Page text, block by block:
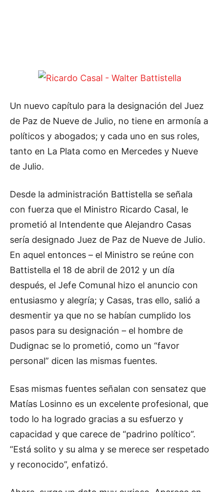
Un nuevo capítulo para la designación del Juez
de Paz de Nueve de Julio, no tiene en armonía a
políticos y abogados; y cada uno en sus roles,
tanto en La Plata como en Mercedes y Nueve
de Julio.
Desde la administración Battistella se señala
con fuerza que el Ministro Ricardo Casal, le
prometió al Intendente que Alejandro Casas
sería designado Juez de Paz de Nueve de Julio.
En aquel entonces – el Ministro se reúne con
Battistella el 18 de abril de 2012 y un día
después, el Jefe Comunal hizo el anuncio con
entusiasmo y alegría; y Casas, tras ello, salió a
desmentir ya que no se habían cumplido los
pasos para su designación – el hombre de
Dudignac se lo prometió, como un “favor
personal” dicen las mismas fuentes.
Esas mismas fuentes señalan con sensatez que
Matías Losinno es un excelente profesional, que
todo lo ha logrado gracias a su esfuerzo y
capacidad y que carece de “padrino político”.
“Está solito y su alma y se merece ser respetado
y reconocido”, enfatizó.